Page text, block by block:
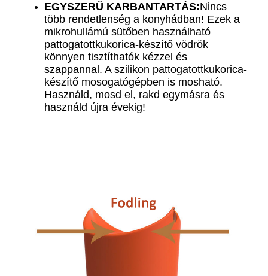
EGYSZERŰ KARBANTARTÁS:Nincs
több rendetlenség a konyhádban! Ezek a
mikrohullámú sütőben használható
pattogatottkukorica-készítő vödrök
könnyen tisztíthatók kézzel és
szappannal. A szilikon pattogatottkukorica-
készítő mosogatógépben is mosható.
Használd, mosd el, rakd egymásra és
használd újra évekig!